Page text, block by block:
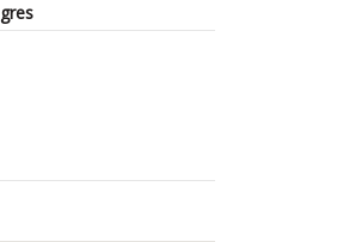
gres